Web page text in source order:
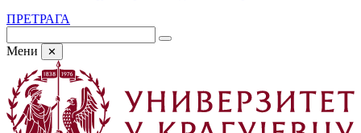
ПРЕТРАГА
Мени ✕